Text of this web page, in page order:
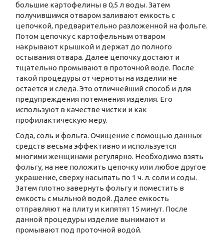
большие картофелины в 0,5 л воды. Затем
получившимся отваром заливают емкость с
цепочкой, предварительно разложенной на фольге.
Потом цепочку с картофельным отваром
накрывают крышкой и держат до полного
остывания отвара. Далее цепочку достают и
тщательно промывают в проточной воде. После
такой процедуры от черноты на изделии не
остается и следа. Это отличнейший способ и для
предупреждения потемнения изделия. Его
используют в качестве чистки и как
профилактическую меру.
Сода, соль и фольга. Очищение с помощью данных
средств весьма эффективно и используется
многими женщинами регулярно. Необходимо взять
фольгу, на нее положить цепочку или любое другое
украшение, сверху насыпать по 1 ч. л. соли и соды.
Затем плотно завернуть фольгу и поместить в
емкость с мыльной водой. Далее емкость
отправляют на плиту и кипятят 15 минут. После
данной процедуры изделие вынимают и
промывают под проточной водой.